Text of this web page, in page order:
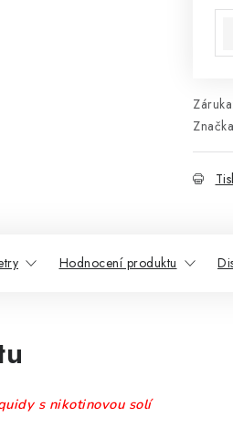
Záruka
Hodnocení produktu
s nikotinovou solí